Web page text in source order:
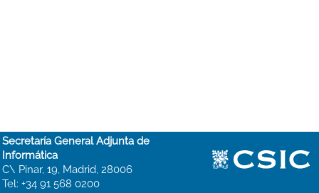
Secretaría General Adjunta de
Informática
C\ Pinar, 19, Madrid, 28006
Tel: +34 91 568 0200